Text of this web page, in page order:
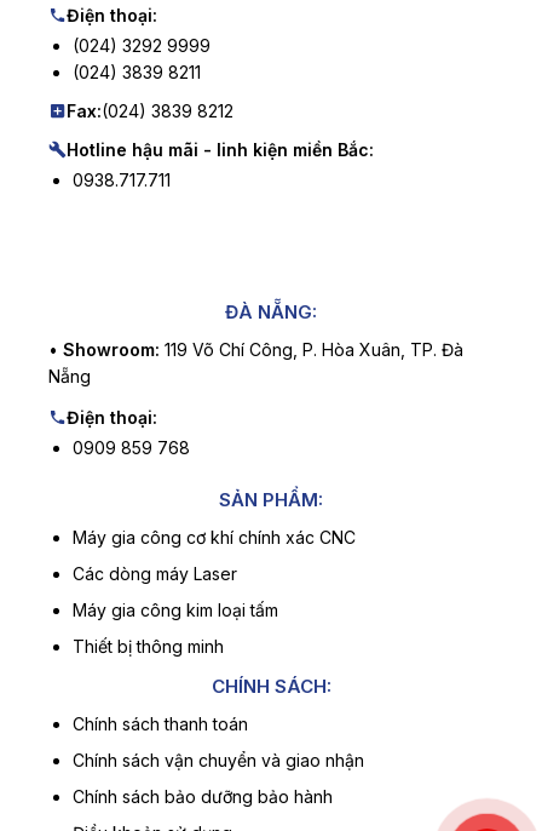
Điện thoại:
(024) 3292 9999
(024) 3839 8211
Fax:(024) 3839 8212
Hotline hậu mãi - linh kiện miền Bắc:
0938.717.711
ĐÀ NẴNG:
• Showroom: 119 Võ Chí Công, P. Hòa Xuân, TP. Đà
Nẵng
Điện thoại:
0909 859 768
SẢN PHẨM:
Máy gia công cơ khí chính xác CNC
Các dòng máy Laser
Máy gia công kim loại tấm
Thiết bị thông minh
CHÍNH SÁCH:
Chính sách thanh toán
Chính sách vận chuyển và giao nhận
Chính sách bảo dưỡng bảo hành